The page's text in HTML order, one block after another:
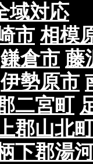
域対応
市 相模
鎌倉市 藤
伊勢原市
二宮町
郡山北
下郡湯